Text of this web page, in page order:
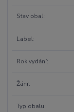
Stav obal
Label
Rok vydání
Žánr
Typ obalu